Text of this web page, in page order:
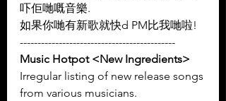
吓佢哋嘅音樂.
如果你哋有新歌就快d PM比我哋啦!
--------------------------------------------
Music Hotpot <New Ingredients>
Irregular listing of new release songs
from various musicians.